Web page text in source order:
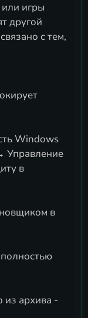
игры
другой
с тем,
Windows
Управление
в
в
из архива -